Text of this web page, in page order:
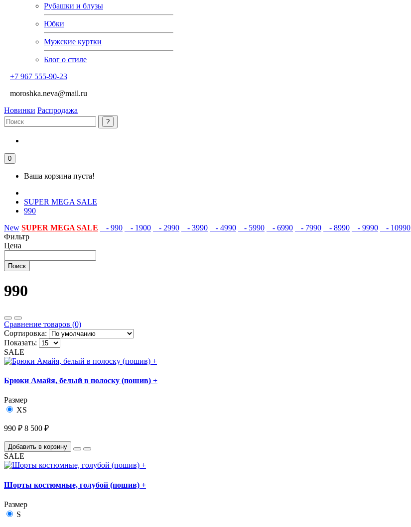
Рубашки и блузы
Юбки
Мужские куртки
Блог о стиле
+7 967 555-90-23
moroshka.neva@mail.ru
Новинки Распродажа
0
Ваша корзина пуста!
SUPER MEGA SALE
990
New SUPER MEGA SALE - 990 - 1900 - 2990 - 3990 - 4990 - 5990 - 6990 - 7990 - 8990 - 9990 - 10990
Фильтр
Цена
Поиск
990
Сравнение товаров (0)
Сортировка:
Показать:
SALE
Брюки Амайя, белый в полоску (пошив) +
Размер
XS
990 ₽ 8 500 ₽
Добавить в корзину
SALE
Шорты костюмные, голубой (пошив) +
Размер
S